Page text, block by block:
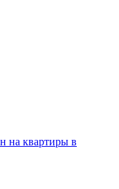
на квартиры в